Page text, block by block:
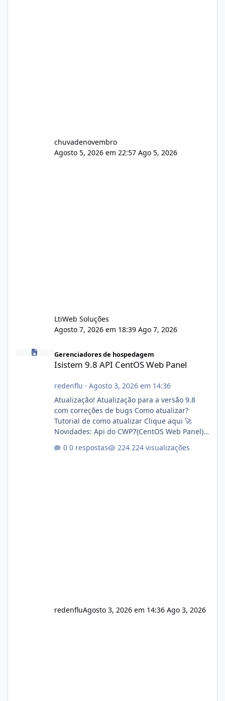
chuvadenovembro
Agosto 5, 2026 em 22:57 Ago 5, 2026
LtiWeb Soluções
Agosto 7, 2026 em 18:39 Ago 7, 2026
Isistem 9.8 API CentOS Web Panel
Gerenciadores de hospedagem
Isistem 9.8 API CentOS Web Panel
redenflu · Agosto 3, 2026 em 14:36
Atualização! Atualização para a versão 9.8
com correções de bugs Como atualizar?
Tutorial de como atualizar Clique aqui 🚀
Novidades: Api do CWP7(CentOS Web Panel)
autorizado a usasr o isistem:
0 respostas 224 visualizações
redenfluAgosto 3, 2026 em 14:36 Ago 3, 2026